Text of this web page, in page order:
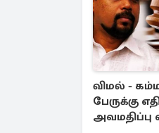
விமல் -
பேருக்கு
அவமதிப்பு